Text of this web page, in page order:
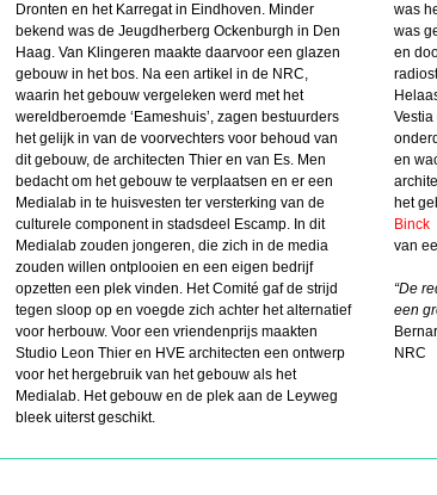
Dronten en het Karregat in Eindhoven. Minder
bekend was de Jeugdherberg Ockenburgh in Den
Haag. Van Klingeren maakte daarvoor een glazen
gebouw in het bos. Na een artikel in de NRC,
waarin het gebouw vergeleken werd met het
wereldberoemde ‘Eameshuis’, zagen bestuurders
het gelijk in van de voorvechters voor behoud van
dit gebouw, de architecten Thier en van Es. Men
bedacht om het gebouw te verplaatsen en er een
Medialab in te huisvesten ter versterking van de
culturele component in stadsdeel Escamp. In dit
Medialab zouden jongeren, die zich in de media
zouden willen ontplooien en een eigen bedrijf
opzetten een plek vinden. Het Comité gaf de strijd
tegen sloop op en voegde zich achter het alternatief
voor herbouw. Voor een vriendenprijs maakten
Studio Leon Thier en HVE architecten een ontwerp
voor het hergebruik van het gebouw als het
Medialab. Het gebouw en de plek aan de Leyweg
bleek uiterst geschikt.
was
was
en
en
het
Binck
van
“De
een
NRC